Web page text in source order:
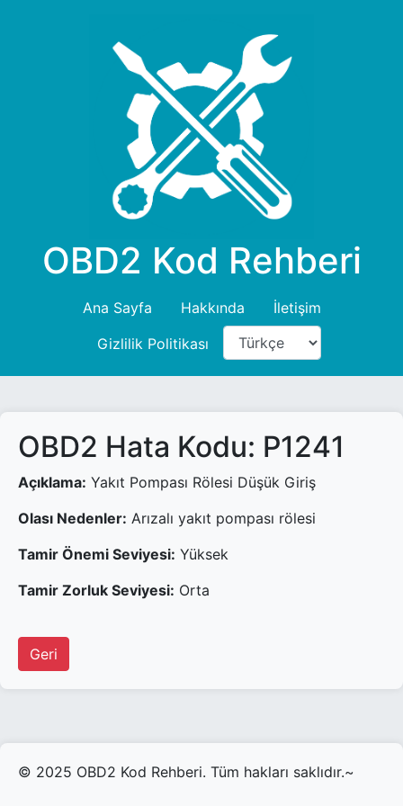
OBD2 Kod Rehberi
Ana Sayfa Hakkında
İletişim
Gizlilik Politikası
OBD2 Hata Kodu: P1241
Açıklama: Yakıt Pompası Rölesi Düşük Giriş
Olası Nedenler: Arızalı yakıt pompası rölesi
Tamir Önemi Seviyesi: Yüksek
Tamir Zorluk Seviyesi: Orta
Geri
© 2025 OBD2 Kod Rehberi. Tüm hakları saklıdır.~